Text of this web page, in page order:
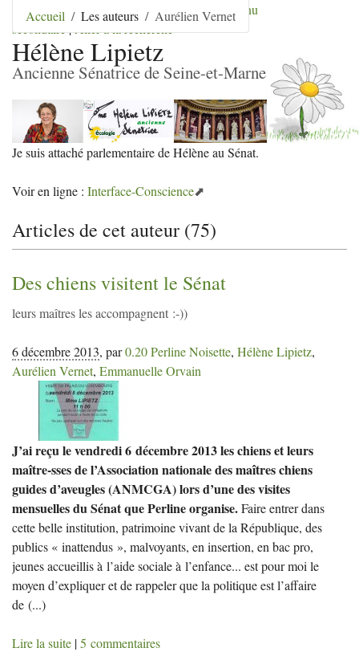
Aller au contenu Aller au menu | Aller au menu
secondaire|Aller à la recherche
Hélène Lipietz
Ancienne Sénatrice de Seine-et-Marne
Accueil Les auteurs Aurélien Vernet
Je suis attaché parlementaire de Hélène au Sénat.
Voir en ligne : Interface-Conscience
Articles de cet auteur (75)
Des chiens visitent le Sénat
leurs maîtres les accompagnent :-))
6 décembre 2013, par0.20 Perline Noisette, Hélène Lipietz,
Aurélien Vernet, Emmanuelle Orvain
J’ai reçu le vendredi 6 décembre 2013 les chiens et leurs
maître-sses de l’Association nationale des maîtres chiens
guides d’aveugles (ANMCGA) lors d’une des visites
mensuelles du Sénat que Perline organise.Faire entrer dans
cette belle institution, patrimoine vivant de la République, des
publics « inattendus », malvoyants, en insertion, en bac pro,
jeunes accueillis à l’aide sociale à l’enfance... est pour moi le
moyen d’expliquer et de rappeler que la politique est l’affaire
de (...)
Lire la suite |5 commentaires